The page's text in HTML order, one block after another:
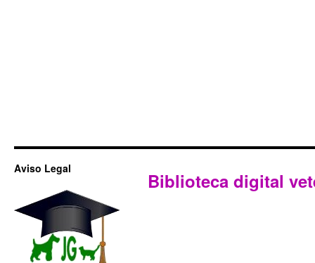
Aviso Legal
Biblioteca digital